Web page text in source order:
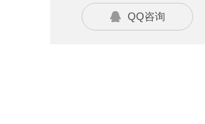
QQ咨询